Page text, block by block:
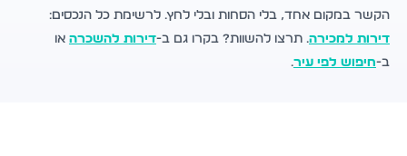
הקשר במקום אחד, בלי הסחות ובלי לחץ. לרשימת כל הנכסים:
דירות למכירה. תרצו להשוות? בקרו גם ב-דירות להשכרה או
ב-חיפוש לפי עיר.